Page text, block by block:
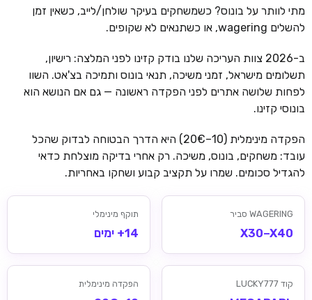
מתי לוותר על בונוס? כשמשחקים בעיקר שולחן/לייב, כשאין זמן
להשלים wagering, או כשתנאים לא שקופים.
ב-2026 צוות העריכה שלנו בודק קזינו לפני המלצה: רישיון,
תשלומים מישראל, זמני משיכה, תנאי בונוס ותמיכה בצ'אט. השוו
לפחות שלושה אתרים לפני הפקדה ראשונה — גם אם הנושא הוא
בונוסי קזינו.
הפקדה מינימלית (10–20€) היא הדרך הבטוחה לבדוק שהכל
עובד: משחקים, בונוס, משיכה. רק אחרי בדיקה מוצלחת כדאי
להגדיל סכומים. שמרו על תקציב קבוע ושחקו באחריות.
WAGERING סביר
X30–X40
תוקף מינימלי
14+ ימים
קוד LUCKY777 הפקדה מינימלית